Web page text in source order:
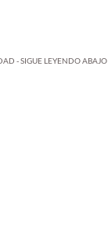
- SIGUE LEYENDO ABAJO